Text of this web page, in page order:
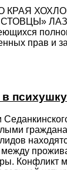
КРАЯ
прав и
психушку
между
Конфликт